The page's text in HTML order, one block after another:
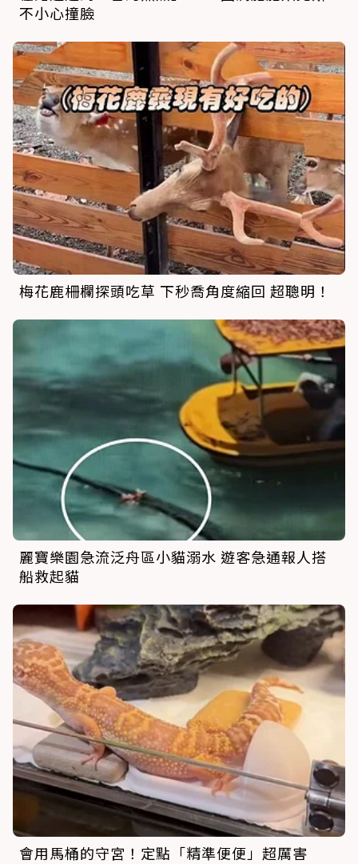
不小心撞臉
梅花鹿柵欄探頭吃草 下秒喬角度縮回 超聰明！
麗寶樂園急流泛舟區小貓溺水 遊客急通報人搭
船救起貓
會用馬桶的守宮！定點「精準便便」超厲害